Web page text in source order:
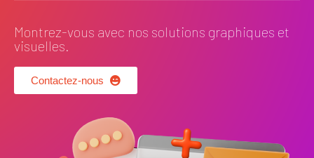
Montrez-vous avec nos solutions graphiques et
visuelles.
Contactez-nous